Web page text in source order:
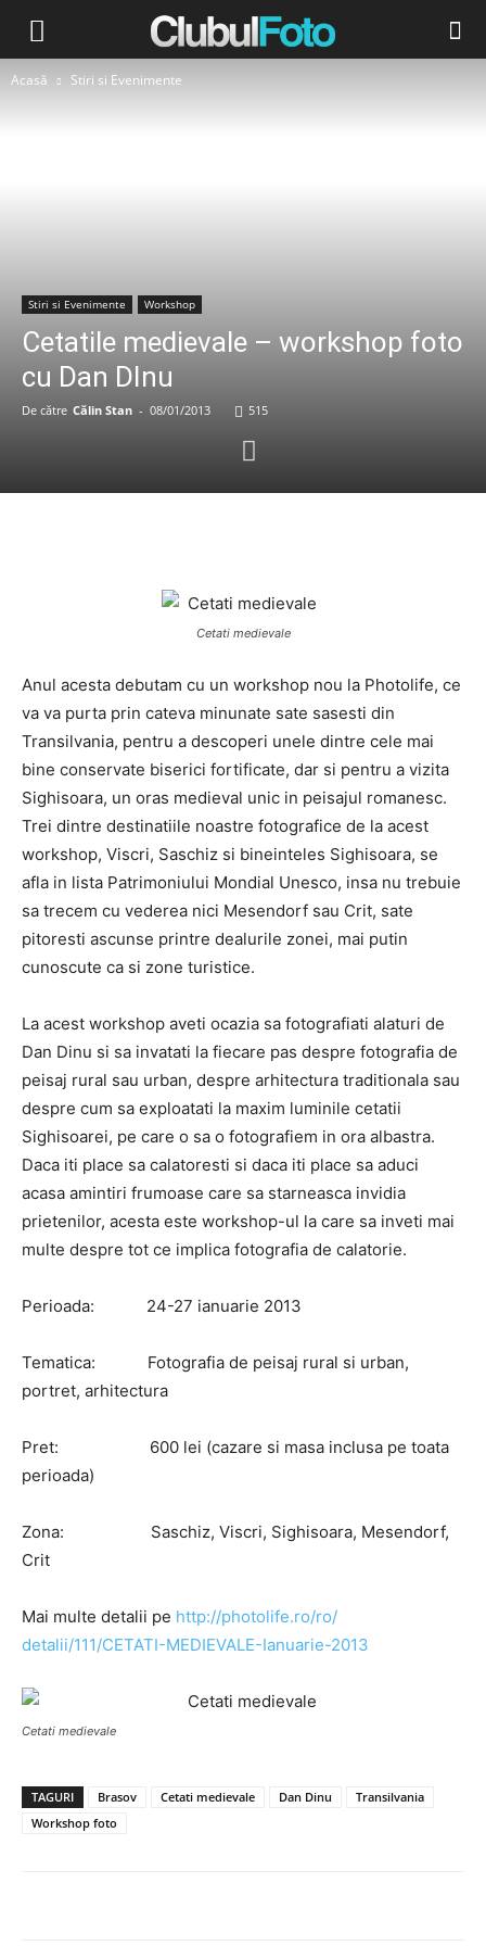
Acasă Stiri si Evenimente
Stiri si Evenimente Workshop
Cetatile medievale – workshop foto
cu Dan DInu
De către Călin Stan - 08/01/2013 515
Cetati medievale
Anul acesta debutam cu un workshop nou la Photolife, ce
va va purta prin cateva minunate sate sasesti din
Transilvania, pentru a descoperi unele dintre cele mai
bine conservate biserici fortificate, dar si pentru a vizita
Sighisoara, un oras medieval unic in peisajul romanesc.
Trei dintre destinatiile noastre fotografice de la acest
workshop, Viscri, Saschiz si bineinteles Sighisoara, se
afla in lista Patrimoniului Mondial Unesco, insa nu trebuie
sa trecem cu vederea nici Mesendorf sau Crit, sate
pitoresti ascunse printre dealurile zonei, mai putin
cunoscute ca si zone turistice.
La acest workshop aveti ocazia sa fotografiati alaturi de
Dan Dinu si sa invatati la fiecare pas despre fotografia de
peisaj rural sau urban, despre arhitectura traditionala sau
despre cum sa exploatati la maxim luminile cetatii
Sighisoarei, pe care o sa o fotografiem in ora albastra.
Daca iti place sa calatoresti si daca iti place sa aduci
acasa amintiri frumoase care sa starneasca invidia
prietenilor, acesta este workshop-ul la care sa inveti mai
multe despre tot ce implica fotografia de calatorie.
Perioada: 24-27 ianuarie 2013
Tematica: Fotografia de peisaj rural si urban,
portret, arhitectura
Pret: 600 lei (cazare si masa inclusa pe toata
perioada)
Zona: Saschiz, Viscri, Sighisoara, Mesendorf,
Crit
Mai multe detalii pe http://photolife.ro/ro/
detalii/111/CETATI-MEDIEVALE-Ianuarie-2013
Cetati medievale
TAGURI Brasov Cetati medievale Dan Dinu
Transilvania
Workshop foto